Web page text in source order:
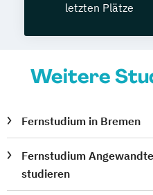
letzten Plätze
Weitere
Fernstudium in Bremen
Fernstudium
studieren